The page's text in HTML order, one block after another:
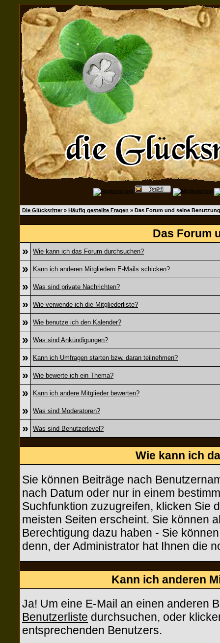
Die Glücksritter » Häufig gestellte Fragen » Das Forum und seine Benutzung
Das Forum
»
Wie kann ich das Forum durchsuchen?
» Kann ich anderen Mitgliedern E-Mails schicken?
» Was sind private Nachrichten?
» Wie verwende ich die Mitgliederliste?
» Wie benutze ich den Kalender?
» Was sind Ankündigungen?
» Kann ich Umfragen starten bzw. daran teilnehmen?
» Wie bewerte ich ein Thema?
» Kann ich andere Mitglieder bewerten?
» Was sind Moderatoren?
» Was sind Benutzerlevel?
Wie kann ich
Sie können Beiträge nach
nach Datum oder nur in einem
Suchfunktion zuzugreifen, klicken Sie
meisten Seiten erscheint. Sie können
Berechtigung dazu haben - Sie
denn, der Administrator hat Ihnen die
Kann ich anderen
Ja! Um eine E-Mail an einen anderen
Benutzerliste durchsuchen, oder
entsprechenden Benutzers.